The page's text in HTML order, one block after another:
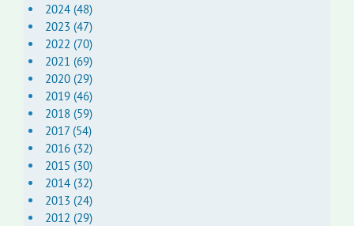
2024 (48)
2023 (47)
2022 (70)
2021 (69)
2020 (29)
2019 (46)
2018 (59)
2017 (54)
2016 (32)
2015 (30)
2014 (32)
2013 (24)
2012 (29)